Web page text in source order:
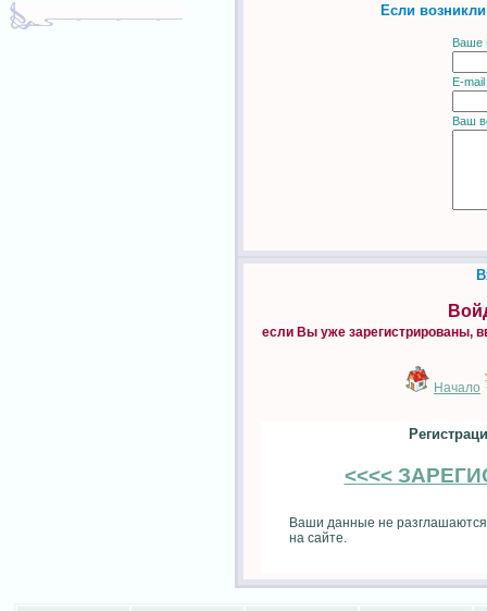
Если
Ваше
E-
Ваш
если Вы уже зарегистрированы,
Начало
<<<<
Ваши данные не
на сайте.